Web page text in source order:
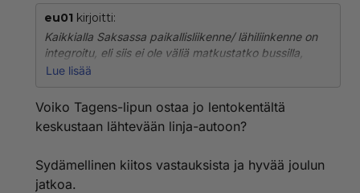
eu01 kirjoitti:
Kaikkialla Saksassa paikallisliikenne/ lähiliinkenne on
integroitu, eli siis ei ole väliä matkustatko bussilla,
junalla, metrolla tms., lippu on sama. Düsseldorfissa on
5,20 euroa/ 24 tuntia, lisätiedot:
http://www.vrr.de/imp
eria/md/content/en/abc_e.pdf
vain verkostoa, runkona on raideliikenne, eli lähijunat,
Straßen-/Trambahn (ratikat).
Lue lisää
Voiko Tagens-lipun ostaa jo lentokentältä
keskustaan lähtevään linja-autoon?
Sydämellinen kiitos vastauksista ja hyvää joulun
jatkoa.